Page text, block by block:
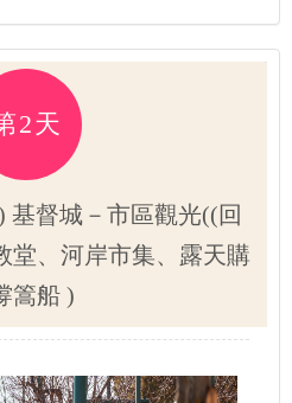
2天
基督城－市區觀光((回
堂、河岸市集、露天購
篙船 )